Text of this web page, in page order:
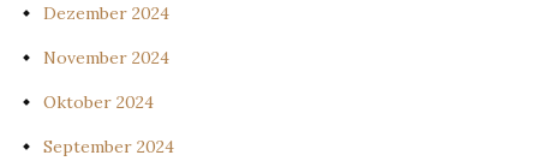
Dezember 2024
November 2024
Oktober 2024
September 2024